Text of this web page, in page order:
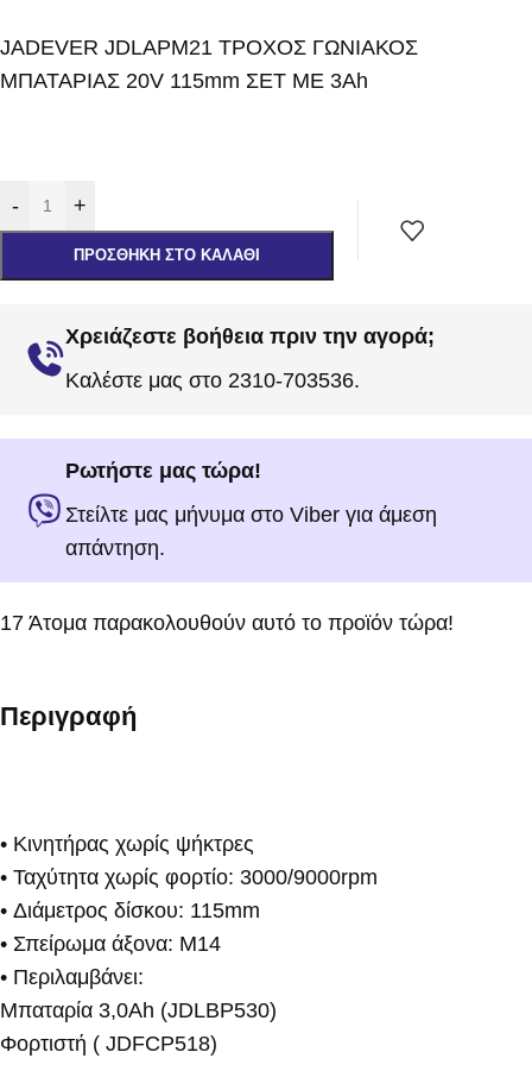
JADEVER JDLAPM21 ΤΡΟΧΟΣ ΓΩΝΙΑΚΟΣ
ΜΠΑΤΑΡΙΑΣ 20V 115mm ΣΕΤ ΜΕ 3Αh
- +
ΠΡΟΣΘΉΚΗ ΣΤΟ ΚΑΛΆΘΙ
Χρειάζεστε βοήθεια πριν την αγορά;
Καλέστε μας στο 2310-703536.
Ρωτήστε μας τώρα!
Στείλτε μας μήνυμα στο Viber για άμεση
απάντηση.
17 Άτομα παρακολουθούν αυτό το προϊόν τώρα!
Περιγραφή
• Κινητήρας χωρίς ψήκτρες
• Ταχύτητα χωρίς φορτίο: 3000/9000rpm
• Διάμετρος δίσκου: 115mm
• Σπείρωμα άξονα: M14
• Περιλαμβάνει:
Μπαταρία 3,0Ah (JDLBP530)
Φορτιστή ( JDFCP518)